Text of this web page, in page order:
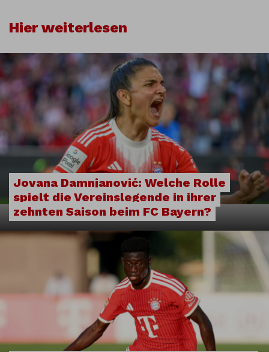
Hier weiterlesen
Jovana Damnjanović: Welche Rolle
spielt die Vereinslegende in ihrer
zehnten Saison beim FC Bayern?